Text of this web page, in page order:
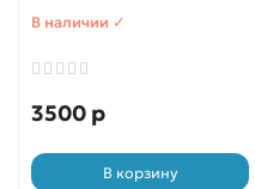
В наличии ✓
3500 р
В корзину